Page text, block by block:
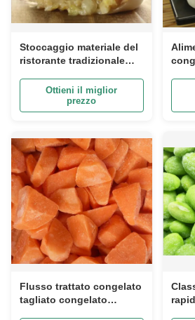
Stoccaggio materiale del
ristorante tradizionale
congelato vapore di
Jiaozi di cinese
Ottieni il miglior
prezzo
Flusso trattato congelato
tagliato congelato